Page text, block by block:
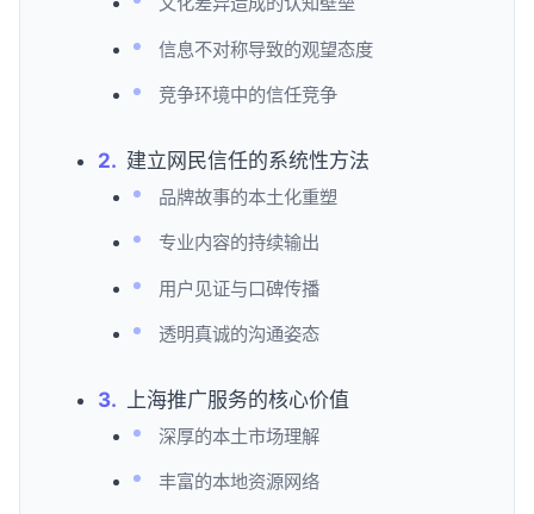
信息不对称导致的观望态度
竞争环境中的信任竞争
建立网民信任的系统性方法
品牌故事的本土化重塑
专业内容的持续输出
用户见证与口碑传播
透明真诚的沟通姿态
上海推广服务的核心价值
深厚的本土市场理解
丰富的本地资源网络